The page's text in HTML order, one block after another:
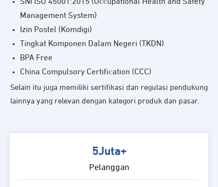
SNI ISO 45001:2015 (Occupational Health and Safety
Management System)
Izin Postel (Komdigi)
Tingkat Komponen Dalam Negeri (TKDN)
BPA Free
China Compulsory Certification (CCC)
Selain itu juga memiliki sertifikasi dan regulasi pendukung
lainnya yang relevan dengan kategori produk dan pasar.
5Juta+
Pelanggan